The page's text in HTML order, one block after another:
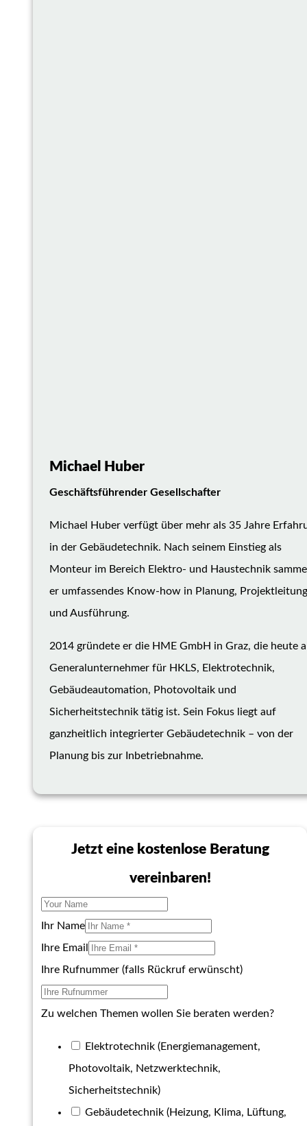
Michael Huber
Geschäftsführender Gesellschafter
Michael Huber verfügt über mehr als 35 Jahre
in der Gebäudetechnik. Nach seinem Einstieg als
Monteur im Bereich Elektro- und Haustechnik
er umfassendes Know-how in Planung, Projektleitung
und Ausführung.
2014 gründete er die HME GmbH in Graz, die heute
Generalunternehmer für HKLS, Elektrotechnik,
Gebäudeautomation, Photovoltaik und
Sicherheitstechnik tätig ist. Sein Fokus liegt auf
ganzheitlich integrierter Gebäudetechnik – von der
Planung bis zur Inbetriebnahme.
Jetzt eine kostenlose Beratung
vereinbaren!
Ihr Name
Ihre Email
Ihre Rufnummer (falls Rückruf erwünscht)
Zu welchen Themen wollen Sie beraten werden?
Elektrotechnik (Energiemanagement,
Photovoltaik, Netzwerktechnik,
Sicherheitstechnik)
Gebäudetechnik (Heizung, Klima, Lüftung,